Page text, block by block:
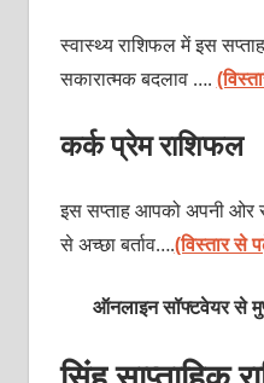
स्वास्थ्य राशिफल में इस
सकारात्मक बदलाव ….
कर्क प्रेम राशिफल
इस सप्ताह आपको अपनी ओर
से अच्छा बर्ताव….(विस्तार से
ऑनलाइन सॉफ्टवेयर से